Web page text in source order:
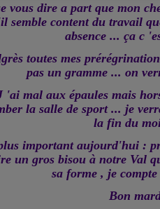
vous dire a part que mon
semble content du travail
absence ... ça c
toutes mes
pas un gramme ... on
'ai mal aux épaules mais
la salle de sport ... je
la fin du
important aujourd'hui :
un gros bisou à notre Val
sa forme , je
Bon